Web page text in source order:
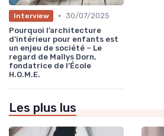
Interview • 30/07/2025
Pourquoi l’architecture
d’intérieur pour enfants est
un enjeu de société – Le
regard de Maïlys Dorn,
fondatrice de l’École
H.O.M.E.
Les plus lus